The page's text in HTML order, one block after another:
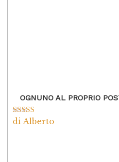
OGNUNO AL PROPRIO
Valutato5su
di Alberto